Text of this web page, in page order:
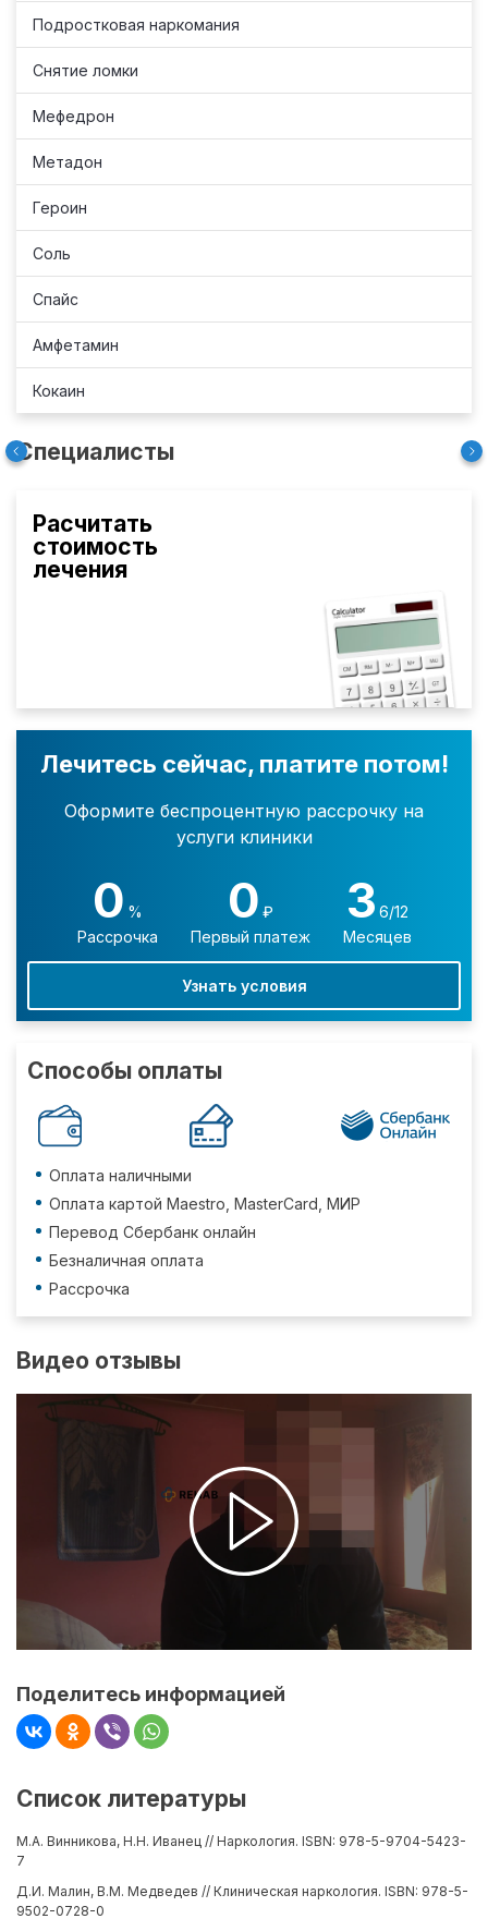
Подростковая наркомания
Снятие ломки
Мефедрон
Метадон
Героин
Соль
Спайс
Амфетамин
Кокаин
Специалисты
Расчитать
стоимость
лечения
Лечитесь сейчас, платите потом!
Оформите беспроцентную рассрочку на
услуги клиники
0 %
Рассрочка
0 ₽
Первый платеж
3 6/12
Месяцев
Узнать условия
Способы оплаты
Оплата наличными
Оплата картой Maestro, MasterCard, МИР
Перевод Сбербанк онлайн
Безналичная оплата
Рассрочка
Видео отзывы
Поделитесь информацией
Список литературы
М.А. Винникова, Н.Н. Иванец // Наркология. ISBN: 978-5-9704-5423-
7
Д.И. Малин, В.М. Медведев // Клиническая наркология. ISBN: 978-5-
9502-0728-0